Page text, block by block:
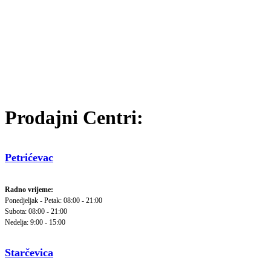
Prodajni Centri:
Petrićevac
Radno vrijeme:
Ponedjeljak - Petak: 08:00 - 21:00
Subota: 08:00 - 21:00
Nedelja: 9:00 - 15:00
Starčevica